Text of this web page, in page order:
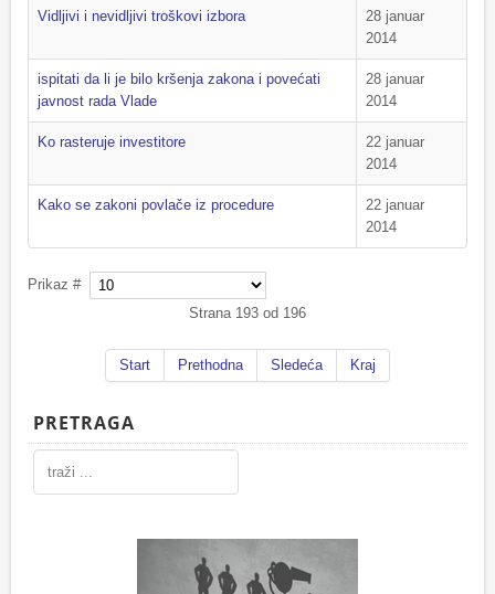
Vidljivi i nevidljivi troškovi izbora
28 januar
2014
ispitati da li je bilo kršenja zakona i povećati
javnost rada Vlade
28 januar
2014
Ko rasteruje investitore
22 januar
2014
Kako se zakoni povlače iz procedure
22 januar
2014
Prikaz #
Strana 193 od 196
Start Prethodna Sledeća Kraj
PRETRAGA